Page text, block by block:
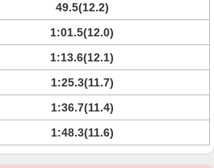
49.5(12.2)
1:01.5(12.0)
1:13.6(12.1)
1:25.3(11.7)
1:36.7(11.4)
1:48.3(11.6)